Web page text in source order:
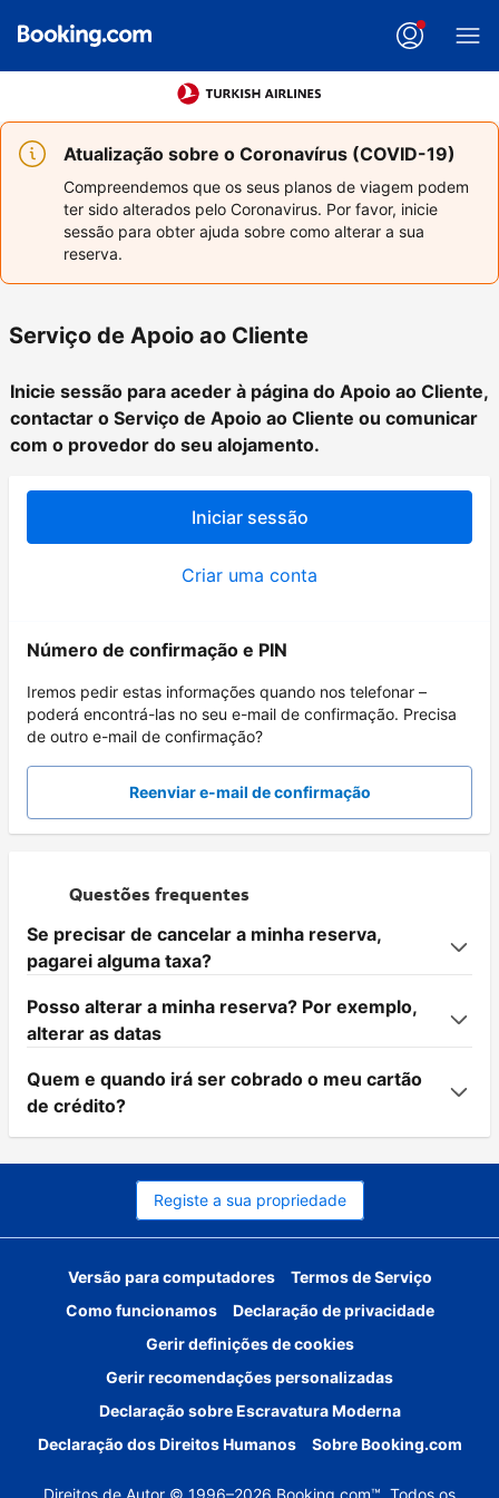
Atualização sobre o Coronavírus (COVID-19)
Compreendemos que os seus planos de viagem podem
ter sido alterados pelo Coronavirus. Por favor, inicie
sessão para obter ajuda sobre como alterar a sua
reserva.
Serviço de Apoio ao Cliente
Inicie sessão para aceder à página do Apoio ao Cliente,
contactar o Serviço de Apoio ao Cliente ou comunicar
com o provedor do seu alojamento.
Iniciar sessão
Criar uma conta
Número de confirmação e PIN
Iremos pedir estas informações quando nos telefonar –
poderá encontrá-las no seu e-mail de confirmação. Precisa
de outro e-mail de confirmação?
Reenviar e-mail de confirmação
Questões frequentes
Se precisar de cancelar a minha reserva,
pagarei alguma taxa?
Posso alterar a minha reserva? Por exemplo,
alterar as datas
Quem e quando irá ser cobrado o meu cartão
de crédito?
Registe a sua propriedade
Versão para computadores
Termos de Serviço
Como funcionamos
Declaração de privacidade
Gerir definições de cookies
Gerir recomendações personalizadas
Declaração sobre Escravatura Moderna
Declaração dos Direitos Humanos
Sobre Booking.com
Direitos de Autor © 1996–2026 Booking.com™. Todos os